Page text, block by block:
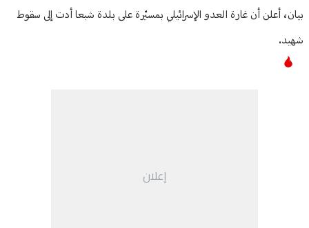
بيان، أعلن أن غارة العدو الإسرائيلي بمسيّرة على بلدة شبعا أدت إلى سقوط
شهيد.
إعلان